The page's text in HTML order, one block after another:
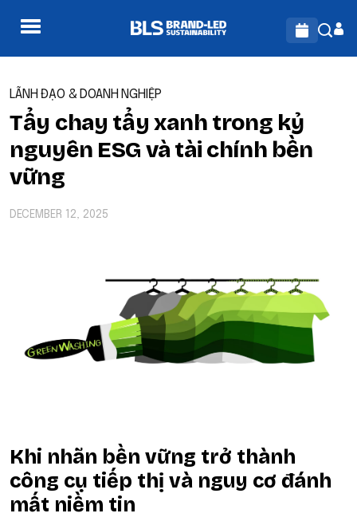
LÃNH ĐẠO & DOANH NGHIỆP
Tẩy chay tẩy xanh trong kỷ
nguyên ESG và tài chính bền
vững
DECEMBER 12, 2025
Khi nhãn bền vững trở thành
công cụ tiếp thị và nguy cơ đánh
mất niềm tin